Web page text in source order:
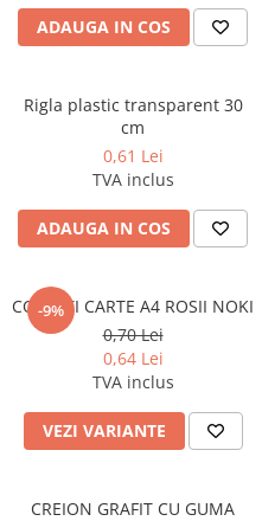
ADAUGA IN COS
Rigla plastic transparent 30
cm
0,61 Lei
TVA inclus
ADAUGA IN COS
-9%
COPERTI CARTE A4 ROSII NOKI
0,70 Lei
0,64 Lei
TVA inclus
VEZI VARIANTE
CREION GRAFIT CU GUMA